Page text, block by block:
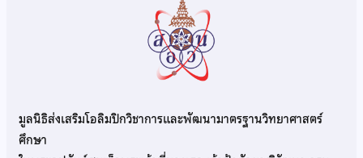
มูลนิธิส่งเสริมโอลิมปิกวิชาการและพัฒนามาตรฐานวิทยาศาสตร์
ศึกษา